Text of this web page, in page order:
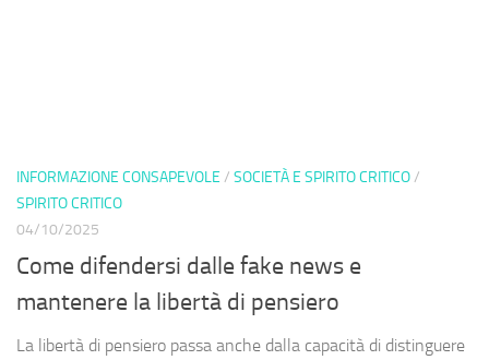
INFORMAZIONE CONSAPEVOLE / SOCIETÀ E SPIRITO CRITICO/
SPIRITO CRITICO
04/10/2025
Come difendersi dalle fake news e
mantenere la libertà di pensiero
La libertà di pensiero passa anche dalla capacità di distinguere